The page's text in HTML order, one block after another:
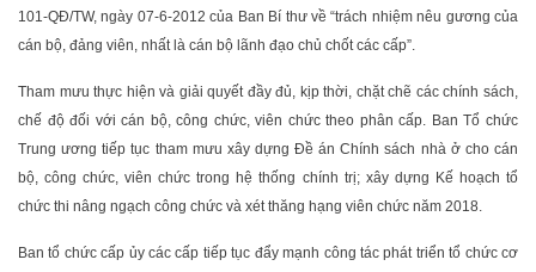
101-QĐ/TW, ngày 07-6-2012 của Ban Bí thư về “trách nhiệm nêu gương của
cán bộ, đảng viên, nhất là cán bộ lãnh đạo chủ chốt các cấp”.
Tham mưu thực hiện và giải quyết đầy đủ, kịp thời, chặt chẽ các chính sách,
chế độ đối với cán bộ, công chức, viên chức theo phân cấp. Ban Tổ chức
Trung ương tiếp tục tham mưu xây dựng Đề án Chính sách nhà ở cho cán
bộ, công chức, viên chức trong hệ thống chính trị; xây dựng Kế hoạch tổ
chức thi nâng ngạch công chức và xét thăng hạng viên chức năm 2018.
Ban tổ chức cấp ủy các cấp tiếp tục đẩy mạnh công tác phát triển tổ chức cơ